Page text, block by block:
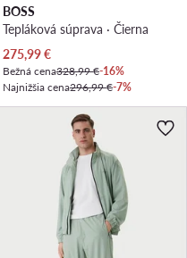
BOSS
Tepláková súprava · Čierna
Aktuálna cena
275,99€
Bežná cena328,99 €-16%
Najnižšia cena296,99 €-7%